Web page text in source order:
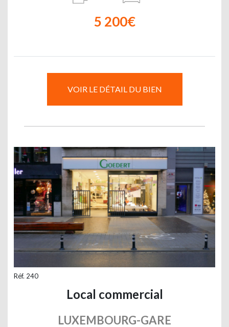
5 200€
VOIR LE DÉTAIL DU BIEN
Réf. 240
Local commercial
LUXEMBOURG-GARE